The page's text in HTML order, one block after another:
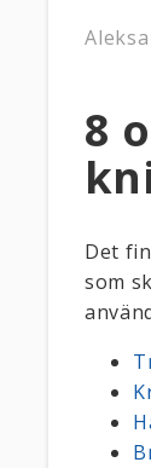
8
Det
som